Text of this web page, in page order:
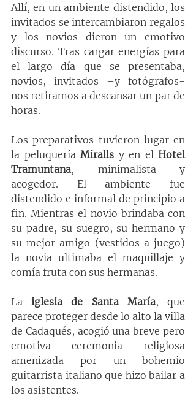
Allí, en un ambiente distendido, los
invitados se intercambiaron regalos
y los novios dieron un emotivo
discurso. Tras cargar energías para
el largo día que se presentaba,
novios, invitados –y fotógrafos-
nos retiramos a descansar un par de
horas.
Los preparativos tuvieron lugar en
la peluquería Miralls y en el Hotel
Tramuntana, minimalista y
acogedor. El ambiente fue
distendido e informal de principio a
fin. Mientras el novio brindaba con
su padre, su suegro, su hermano y
su mejor amigo (vestidos a juego)
la novia ultimaba el maquillaje y
comía fruta con sus hermanas.
La iglesia de Santa María, que
parece proteger desde lo alto la villa
de Cadaqués, acogió una breve pero
emotiva ceremonia religiosa
amenizada por un bohemio
guitarrista italiano que hizo bailar a
los asistentes.